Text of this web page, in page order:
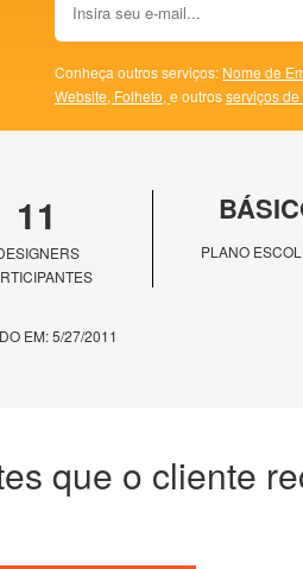
Conheça outros serviços: Nome de
Website, Folheto, e outrosserviços de
11
PLANO
EM: 5/27/2011
que o cliente